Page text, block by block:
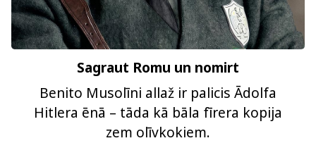
Sagraut Romu un nomirt
Benito Musolīni allaž ir palicis Ādolfa
Hitlera ēnā – tāda kā bāla fīrera kopija
zem olīvkokiem.